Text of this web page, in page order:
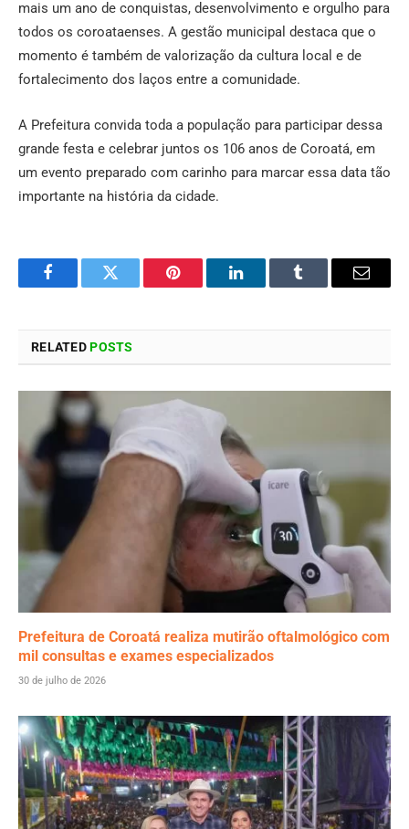
mais um ano de conquistas, desenvolvimento e orgulho para
todos os coroataenses. A gestão municipal destaca que o
momento é também de valorização da cultura local e de
fortalecimento dos laços entre a comunidade.
A Prefeitura convida toda a população para participar dessa
grande festa e celebrar juntos os 106 anos de Coroatá, em
um evento preparado com carinho para marcar essa data tão
importante na história da cidade.
FacebookTwitter Pinterest LinkedInTumblr Email
RELATEDPOSTS
Prefeitura de Coroatá realiza mutirão oftalmológico com
mil consultas e exames especializados
30 de julho de 2026